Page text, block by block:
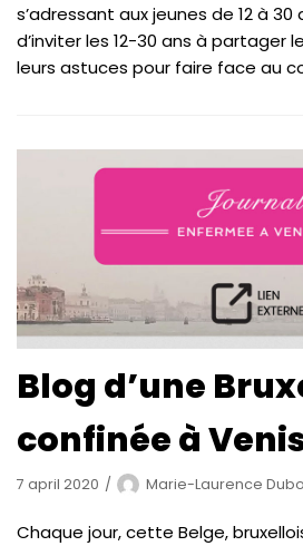
s’adressant aux jeunes de 12 à 30
d’inviter les 12-30 ans à partager
leurs astuces pour faire face au
Blog d’une
confinée à
7 april 2020 Marie-Laurence
Chaque jour, cette Belge,